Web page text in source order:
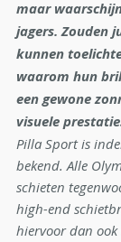
maar
jagers. Zouden
kunnen
waarom hun
een gewone
visuele
Pilla Sport is
bekend. Alle
schieten
high-end
hiervoor dan ook